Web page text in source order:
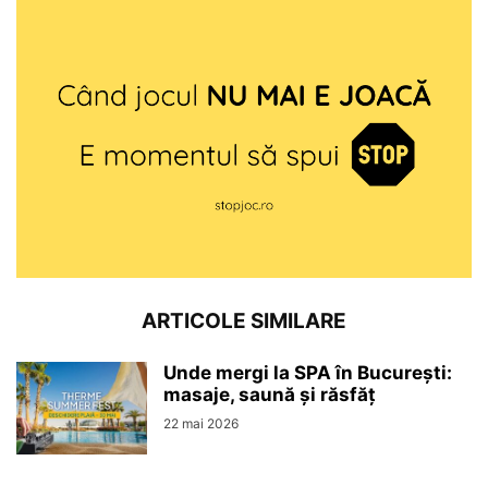
ARTICOLE SIMILARE
Unde mergi la SPA în București:
masaje, saună și răsfăț
22 mai 2026